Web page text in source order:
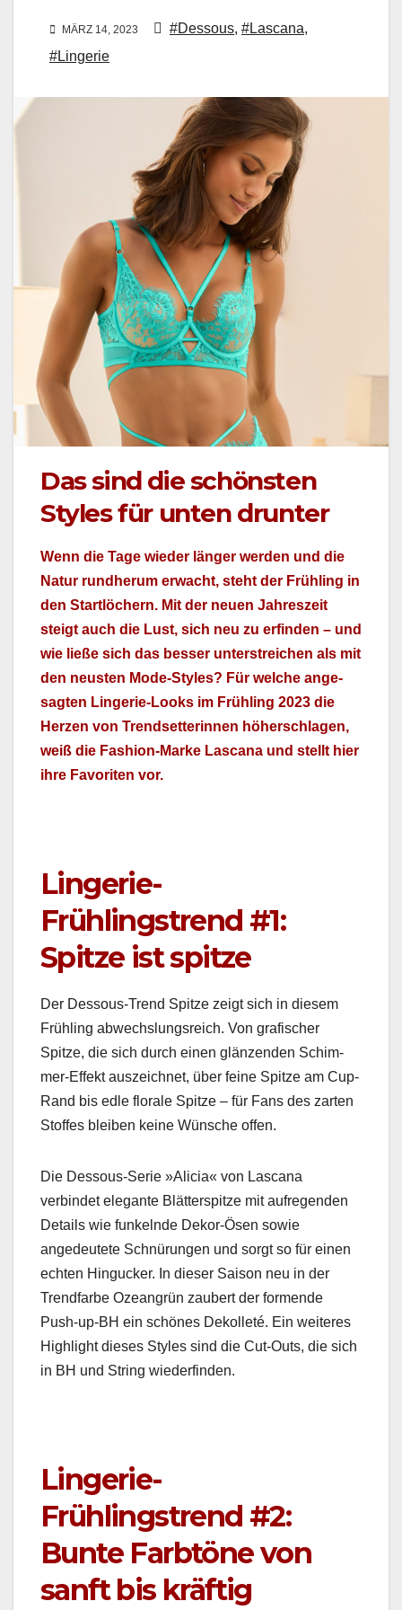
MÄRZ 14, 2023 #Dessous, #Lascana,
#Lingerie
Das sind die schönsten
Styles für unten drunter
Wenn die Tage wieder länger wer­den und die
Natur rund­herum erwacht, ste­ht der Früh­ling in
den Startlöch­ern. Mit der neuen Jahreszeit
steigt auch die Lust, sich neu zu erfind­en – und
wie ließe sich das bess­er unter­stre­ichen als mit
den neusten Mode-Styles? Für welche ange­
sagten Lin­gerie-Looks im Früh­ling 2023 die
Herzen von Trend­set­terin­nen höher­schla­gen,
weiß die Fash­ion-Marke Las­cana und stellt hier
ihre Favoriten vor.
Lingerie-
Frühlingstrend #1:
Spitze ist spitze
Der Dessous-Trend Spitze zeigt sich in diesem
Früh­ling abwech­slungsre­ich. Von grafis­ch­er
Spitze, die sich durch einen glänzen­den Schim­
mer-Effekt ausze­ich­net, über feine Spitze am Cup-
Rand bis edle flo­rale Spitze – für Fans des zarten
Stoffes bleiben keine Wün­sche offen.
Die Dessous-Serie »Ali­cia« von Las­cana
verbindet ele­gante Blät­ter­spitze mit aufre­gen­den
Details wie funkel­nde Dekor-Ösen sowie
angedeutete Schnürun­gen und sorgt so für einen
echt­en Hin­guck­er. In dieser Sai­son neu in der
Trend­farbe Ozean­grün zaubert der for­mende
Push-up-BH ein schönes Dekol­leté. Ein weit­eres
High­light dieses Styles sind die Cut-Outs, die sich
in BH und String wiederfind­en.
Lingerie-
Frühlingstrend #2:
Bunte Farbtöne von
sanft bis kräftig